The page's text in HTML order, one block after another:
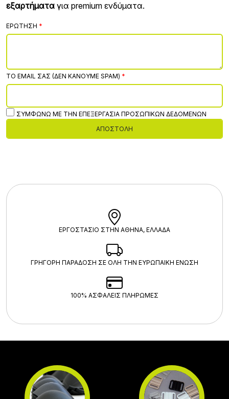
εξαρτήματα για premium ενδύματα.
ΕΡΏΤΗΣΗ
ΤΟ EMAIL ΣΑΣ (ΔΕΝ ΚΆΝΟΥΜΕ SPAM)
ΣΥΜΦΩΝΏ ΜΕ ΤΗΝ ΕΠΕΞΕΡΓΑΣΊΑ ΠΡΟΣΩΠΙΚΏΝ ΔΕΔΟΜΈΝΩΝ
ΑΠΟΣΤΟΛΉ
ΕΡΓΟΣΤΑΣΙΟ ΣΤΗΝ ΑΘΗΝΑ, ΕΛΛΑΔΑ
ΓΡΗΓΟΡΗ ΠΑΡΑΔΟΣΗ ΣΕ ΟΛΗ ΤΗΝ ΕΥΡΩΠΑΙΚΗ ΕΝΩΣΗ
100% ΑΣΦΑΛΕΊΣ ΠΛΗΡΩΜΈΣ